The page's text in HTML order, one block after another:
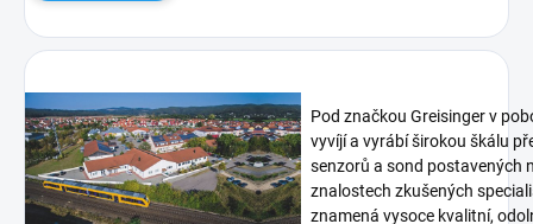
Pod značkou Greisinger v
vyvíjí a vyrábí širokou škálu
senzorů a sond postavených
znalostech zkušených
znamená vysoce kvalitní,